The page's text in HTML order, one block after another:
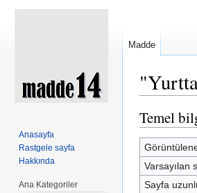
Temel
Varsayılan
Sayfa
Madde
Anasayfa
Rastgele sayfa
Hakkında
Ana Kategoriler